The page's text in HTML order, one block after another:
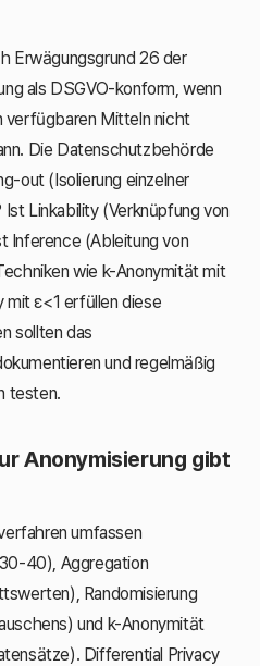
Erwägungsgrund 26 der
als DSGVO-konform, wenn
verfügbaren Mitteln nicht
Die Datenschutzbehörde
out (Isolierung einzelner
Linkability (Verknüpfung von
Inference (Ableitung von
wie k-Anonymität mit
ε<1 erfüllen diese
sollten das
und regelmäßig
testen.
Anonymisierung gibt
umfassen
40), Aggregation
Randomisierung
und k-Anonymität
Differential Privacy